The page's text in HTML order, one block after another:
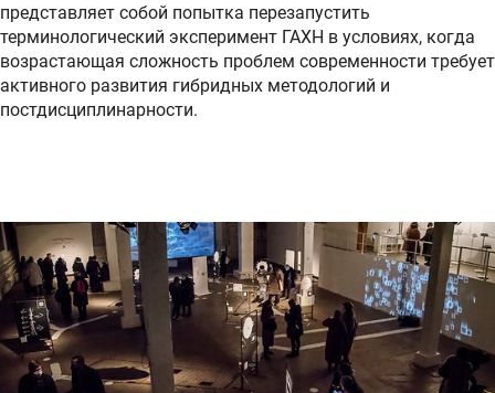
представляет собой попытка перезапустить
терминологический эксперимент ГАХН в условиях, когда
возрастающая сложность проблем современности требует
активного развития гибридных методологий и
постдисциплинарности.